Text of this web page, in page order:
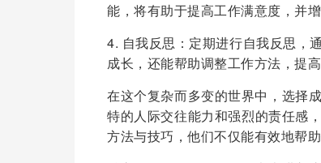
能，将有助于提高工作满意度，并增
4. 自我反思：定期进行自我反思，
成长，还能帮助调整工作方法，提高
在这个复杂而多变的世界中，选择
特的人际交往能力和强烈的责任感
方法与技巧，他们不仅能有效地帮